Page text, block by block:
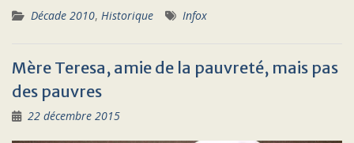
Décade 2010, Historique Infox
Mère Teresa, amie de la pauvreté, mais pas
des pauvres
22 décembre 2015